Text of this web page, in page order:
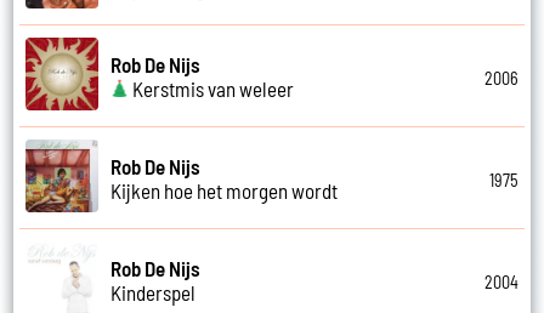
Rob De Nijs
Kerstmis van weleer
2006
Rob De Nijs
Kijken hoe het morgen wordt
1975
Rob De Nijs
Kinderspel
2004